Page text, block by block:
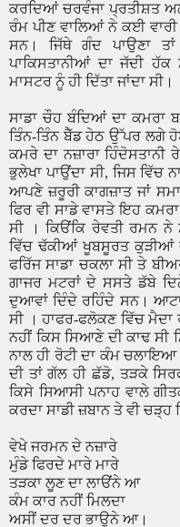
ਕਰਦਿਆਂ ਚਰਵੰਜਾ ਪ੍ਰਤੀਸ਼ਤ
ਰੰਮ ਪੀਣ ਵਾਲਿਆਂ ਨੇ ਕਈ
ਸਨ। ਜਿੱਥੇ ਗੰਦ ਪਾਉਣਾ ਤਾਂ
ਪਾਕਿਸਤਾਨੀਆਂ ਦਾ ਜੱਦੀ
ਮਾਸਟਰ ਨੂੰ ਹੀ ਦਿੱਤਾ ਜਾਂਦਾ ਸੀ।
ਸਾਡਾ ਚੌਹ ਬੰਦਿਆਂ ਦਾ ਕਮਰਾ
ਤਿੰਨ-ਤਿੰਨ ਬੈੱਡ ਹੇਠ ਉੱਪਰ ਲਗੇ
ਕਮਰੇ ਦਾ ਨਜ਼ਾਰਾ
ਭੁਲੇਖਾ ਪਾਉਂਦਾ ਸੀ, ਜਿਸ ਵਿੱਚ
ਆਪਣੇ ਜ਼ਰੂਰੀ ਕਾਗਜ਼ਾਤ ਜਾਂ
ਫਿਰ ਵੀ ਸਾਡੇ ਵਾਸਤੇ ਇਹ
ਸੀ । ਕਿੳਂਕਿ ਰੇਵਤੀ ਰਮਨ ਨੇ
ਵਿੱਚ ਢੱਕੀਆਂ ਖੂਬਸੂਰਤ ਕੁੜੀਆਂ
ਫਰਿੱਜ ਸਾਡਾ ਚਕਲਾ ਸੀ ਤੇ
ਗਾਜਰ ਮਟਰਾਂ ਦੇ ਸਸਤੇ ਡੱਬੇ
ਦੁਆਵਾਂ ਦਿੰਦੇ ਰਹਿੰਦੇ ਸਨ। ਆਟਾ
ਸੀ । ਹਾਫਰ-ਫਲੋਕਣ ਵਿੱਚ
ਨਹੀਂ ਕਿਸ ਸਿਆਣੇ ਦੀ ਕਾਢ
ਨਾਲ ਹੀ ਰੋਟੀ ਦਾ ਕੰਮ ਚਲਾਇਆ
ਦੀ ਤਾਂ ਗੱਲ ਹੀ ਛੱਡੋ, ਤੜਕੇ
ਕਿਸੇ ਸਿਆਸੀ ਪਨਾਹ ਵਾਲੇ
ਕਰਦਾ ਸਾਡੀ ਜ਼ਬਾਨ ਤੇ ਵੀ
ਵੇਖੇ ਜਰਮਨ ਦੇ ਨਜ਼ਾਰੇ
ਮੁੰਡੇ ਫਿਰਦੇ ਮਾਰੇ ਮਾਰੇ
ਤੜਕਾ ਲੂਣ ਦਾ ਲਾੳਂਨੇ ਆ
ਕੰਮ ਕਾਰ ਨਹੀਂ ਮਿਲਦਾ
ਅਸੀਂ ਦਰ ਦਰ ਭਾਉਨੇ ਆ।